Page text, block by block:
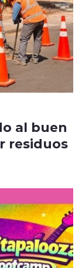
al buen
residuos